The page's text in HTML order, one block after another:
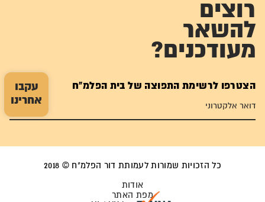
עקבו
אחרינו
רוצים
להשאר
מעודכנים?
הצטרפו לרשימת התפוצה של בית הפלמ"ח
כל הזכויות שמורות לעמותת דור הפלמ"ח © 2018
אודות
מפת האתר